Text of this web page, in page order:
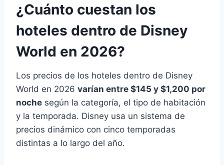
¿Cuánto cuestan los
hoteles dentro de Disney
World en 2026?
Los precios de los hoteles dentro de Disney
World en 2026 varían entre $145 y $1,200 por
noche según la categoría, el tipo de habitación
y la temporada. Disney usa un sistema de
precios dinámico con cinco temporadas
distintas a lo largo del año.